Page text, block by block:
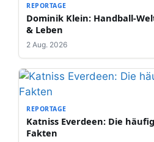
REPORTAGE
Dominik Klein: Handball-
& Leben
2 Aug. 2026
REPORTAGE
Katniss Everdeen: Die
Fakten